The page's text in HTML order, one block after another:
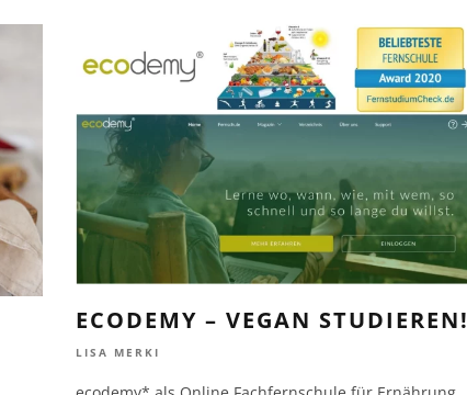
ECODEMY – VEGAN STUDIEREN!
LISA MERKI